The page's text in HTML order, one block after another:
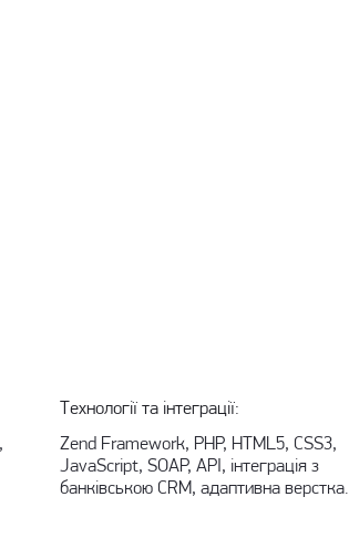
Технології та інтеграції:
Zend Framework, PHP, HTML5, CSS3,
JavaScript, SOAP, API, інтеграція з
банківською CRM, адаптивна верстка.